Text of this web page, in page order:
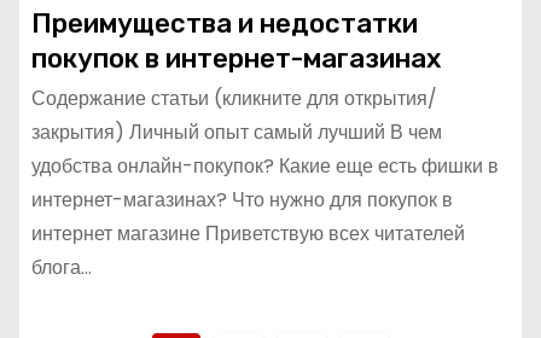
Преимущества и недостатки
покупок в интернет-магазинах
Содержание статьи (кликните для открытия/
закрытия) Личный опыт самый лучший В чем
удобства онлайн-покупок? Какие еще есть фишки в
интернет-магазинах? Что нужно для покупок в
интернет магазине Приветствую всех читателей
блога…